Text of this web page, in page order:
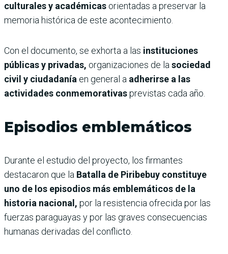
culturales y académicas orientadas a preservar la
memoria histórica de este acontecimiento.
Con el documento, se exhorta a las instituciones
públicas y privadas, organizaciones de la sociedad
civil y ciudadanía en general a adherirse a las
actividades conmemorativasprevistas cada año.
Episodios emblemáticos
Durante el estudio del proyecto, los firmantes
destacaron que la Batalla de Piribebuy constituye
uno de los episodios más emblemáticos de la
historia nacional, por la resistencia ofrecida por las
fuerzas paraguayas y por las graves consecuencias
humanas derivadas del conflicto.